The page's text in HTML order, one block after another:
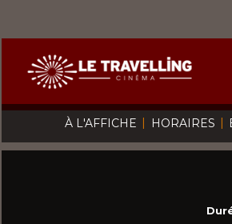
À L'AFFICHE | HORAIRES |